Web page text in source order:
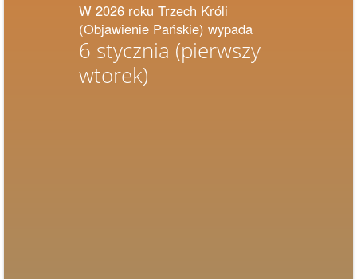
W 2026 roku Trzech Króli
(Objawienie Pańskie) wypada
6 stycznia (pierwszy
wtorek)